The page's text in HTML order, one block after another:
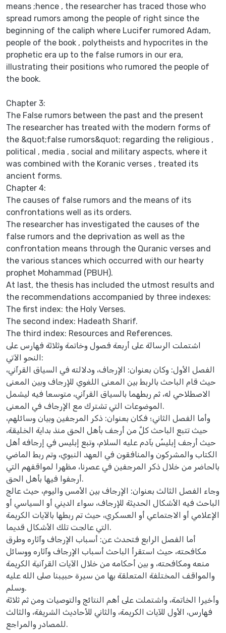
means ;hence , the researcher has traced those who
spread rumors among the people of right since the
beginning of the caliph where Lucifer rumored Adam,
people of the book , polytheists and hypocrites in the
prophetic era up to the false rumors in our era,
illustrating their positions who rumored the people of
the book.
Chapter 3:
The False rumors between the past and the present
The researcher has treated with the modern forms of
the &quot;false rumors&quot; regarding the religious ,
political , media , social and military aspects, where it
was combined with the Koranic verses , treated its
ancient forms.
Chapter 4:
The causes of false rumors and the means of its
confrontations well as its orders.
The researcher has investigated the causes of the
false rumors and the deprivation as well as the
confrontation means through the Quranic verses and
the various stances which occurred with our hearty
prophet Mohammad (PBUH).
At last, the thesis has included the utmost results and
the recommendations accompanied by three indexes:
The first index: the Holy Verses.
The second index: Hadeath Sharif.
The third index: Resources and References.
اشتملت الرسالة على أربعة فصول وخاتمة وثلاثة فهارس على
النحو الآتي:
الفصل الأول: وكان بعنوان: الإرجاف، ودلالته في السياق القرآني،
حيث قام الباحث بالربط بين المعنى اللغوي للإرجاف وبين المعنى
الاصطلاحي له، ثم ربطهما بالسياق القرآني، متوسعا فيه ليشمل
الموضوعات التي تشترك مع الإرجاف في المعنى.
وأما الفصل الثاني؛ فكان بعنوان: ذكر المرجفين وبيان وسائلهم،
حيث تتبع الباحث كلَّ من أرجف بأهل الحق منذ بداية الخليقة،
حيث أرجف إبليسُ بآدم عليه السلام، وتبع إبليس في إرجافه أهل
الكتاب والمشركون والمنافقون في العهد النبوي، وتم ربط الماضي
بالحاضر من خلال ذكر المرجفين في عصرنا، مظهرا لمواقفهم التي
أرجفوا فيها بأهل الحق.
وجاء الفصل الثالث بعنوان: الإرجاف بين الأمس واليوم، حيث عالج
الباحث فيه الأشكال الحديثة للإرجاف، سواء الديني أو السياسي أو
الإعلامي أو الاجتماعي أو العسكري، حيث تم ربطها بالآيات الكريمة
التي عالجت تلك الأشكال قديما.
أما الفصل الرابع فتحدث عن: أسباب الإرجاف وآثاره وطرق
مكافحته، حيث استقرأ الباحث أسباب الإرجاف وآثاره ووسائل
منعه ومكافحته، و بين أحكامه من خلال الآيات القرآنية الكريمة
والمواقف المختلفة المتعلقة بها من سيرة حبيبنا صلى الله عليه
وسلم.
وأخيرا الخاتمة، واشتملت على أهم النتائج والتوصيات ومن ثم ثلاثة
فهارس، الأول للآيات الكريمة، والثاني للأحاديث الشريفة، والثالث
للمصادر والمراجع.